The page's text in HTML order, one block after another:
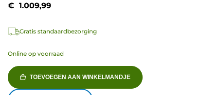
€ 1.009,99
Gratis standaardbezorging
Online op voorraad
TOEVOEGEN AAN WINKELMANDJE